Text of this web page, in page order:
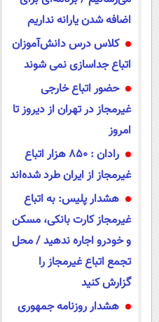
اضافه شدن یارانه نداریم
کلاس‌ درس دانش‌آموزان
اتباع جداسازی نمی شوند
حضور اتباع خارجی
غیرمجاز در تهران از دیروز تا
امروز
رادان : ۸۵۰ هزار اتباع
غیرمجاز از ایران طرد شده‌اند
هشدار پلیس: به اتباع
غیرمجاز کارت بانکی، مسکن
و خودرو اجاره ندهید / محل
تجمع اتباع غیرمجاز را
گزارش کنید
هشدار روزنامه جمهوری